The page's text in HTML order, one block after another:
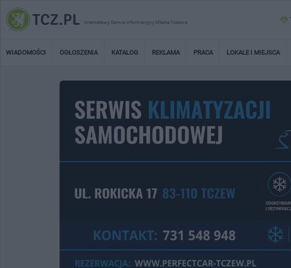
Internetowy Serwis Informacyjny Miasta Tczewa
WIADOMOŚCI OGŁOSZENIA KATALOG REKLAMA PRACA LOKALE I MIEJSCA